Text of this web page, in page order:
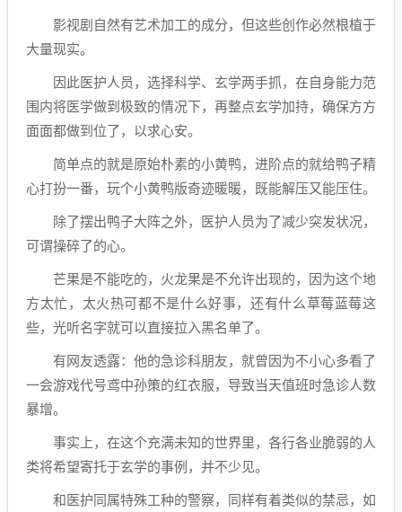
影视剧自然有艺术加工的成分，但这些创作必然根植于
大量现实。
因此医护人员，选择科学、玄学两手抓，在自身能力范
围内将医学做到极致的情况下，再整点玄学加持，确保方方
面面都做到位了，以求心安。
简单点的就是原始朴素的小黄鸭，进阶点的就给鸭子精
心打扮一番，玩个小黄鸭版奇迹暖暖，既能解压又能压住。
除了摆出鸭子大阵之外，医护人员为了减少突发状况，
可谓操碎了的心。
芒果是不能吃的，火龙果是不允许出现的，因为这个地
方太忙，太火热可都不是什么好事，还有什么草莓蓝莓这
些，光听名字就可以直接拉入黑名单了。
有网友透露：他的急诊科朋友，就曾因为不小心多看了
一会游戏代号鸢中孙策的红衣服，导致当天值班时急诊人数
暴增。
事实上，在这个充满未知的世界里，各行各业脆弱的人
类将希望寄托于玄学的事例，并不少见。
和医护同属特殊工种的警察，同样有着类似的禁忌，如